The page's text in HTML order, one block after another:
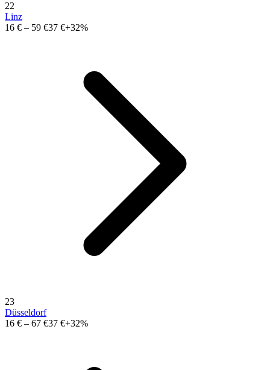
22
Linz
16 € – 59 €37 €+32%
23
Düsseldorf
16 € – 67 €37 €+32%